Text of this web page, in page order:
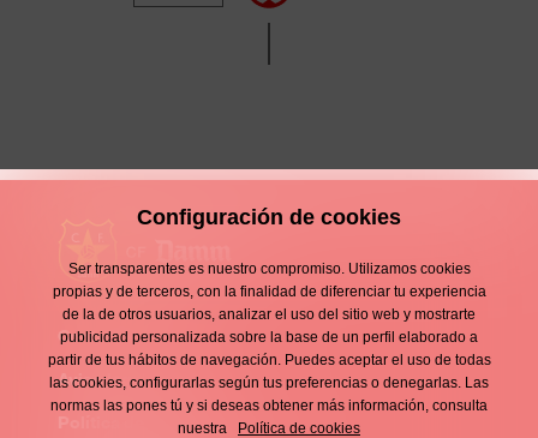
Enllaços
d'interès
Contacto
Footer
Aviso legal
Política de privacidad
Configuración de cookies
Ser transparentes es nuestro compromiso. Utilizamos cookies
propias y de terceros, con la finalidad de diferenciar tu experiencia
de la de otros usuarios, analizar el uso del sitio web y mostrarte
publicidad personalizada sobre la base de un perfil elaborado a
partir de tus hábitos de navegación. Puedes aceptar el uso de todas
las cookies, configurarlas según tus preferencias o denegarlas. Las
normas las pones tú y si deseas obtener más información, consulta
nuestra
Política de cookies